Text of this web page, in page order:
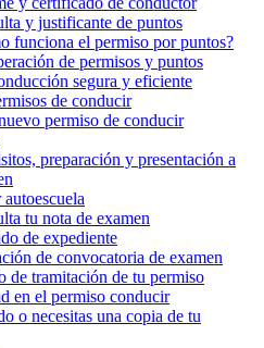
y justificante de puntos
funciona el permiso por puntos?
de permisos y puntos
segura y eficiente
de conducir
permiso de conducir
preparación y presentación a
tu nota de examen
de expediente
de convocatoria de examen
de tramitación de tu permiso
en el permiso conducir
o necesitas una copia de tu